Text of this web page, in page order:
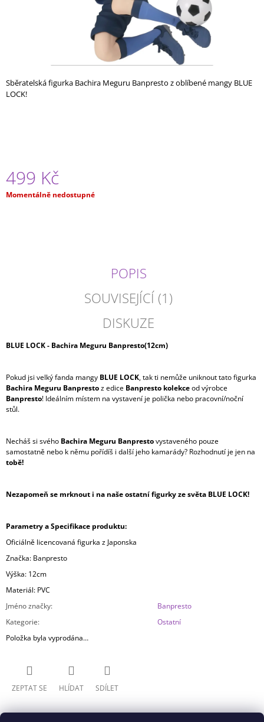
Sběratelská figurka Bachira Meguru Banpresto z oblíbené mangy BLUE
LOCK!
499 Kč
Měrná
Momentálně nedostupné
POPIS
SOUVISEJÍCÍ (1)
DISKUZE
BLUE LOCK - Bachira Meguru Banpresto(12cm)
Pokud jsi velký fanda mangy BLUE LOCK, tak ti nemůže uniknout tato figurka
Bachira Meguru Banprestoz edice Banpresto kolekceod výrobce
Banpresto! Ideálním místem na vystavení je polička nebo pracovní/noční
stůl.
Necháš si svého Bachira Meguru Banprestovystaveného pouze
samostatně nebo k němu pořídíš i další jeho kamarády? Rozhodnutí je jen na
tobě!
Nezapomeň se mrknout i na naše ostatní figurky ze světa BLUE LOCK!
Parametry a Specifikace produktu:
Oficiálně licencovaná figurka z Japonska
Značka: Banpresto
Výška: 12cm
Materiál: PVC
Jméno značky:
Banpresto
Kategorie:
Ostatní
Položka byla vyprodána…
ZEPTAT SE HLÍDAT SDÍLET
HLEDAT
U
Č
U
KING
TYP
B
799
Kč